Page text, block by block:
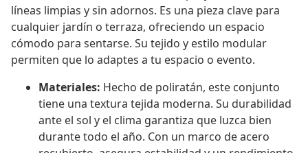
líneas limpias y sin adornos. Es una pieza clave para
cualquier jardín o terraza, ofreciendo un espacio
cómodo para sentarse. Su tejido y estilo modular
permiten que lo adaptes a tu espacio o evento.
Materiales: Hecho de poliratán, este conjunto
tiene una textura tejida moderna. Su durabilidad
ante el sol y el clima garantiza que luzca bien
durante todo el año. Con un marco de acero